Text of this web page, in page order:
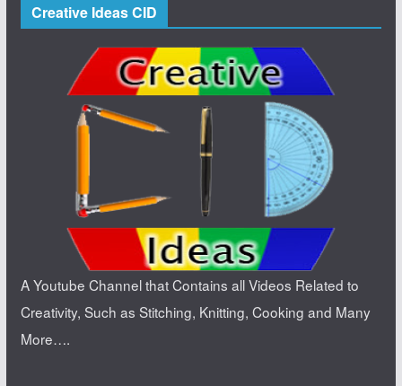
Creative Ideas CID
A Youtube Channel that Contains all Videos Related to
Creativity, Such as Stitching, Knitting, Cooking and Many
More….